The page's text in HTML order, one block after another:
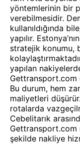
yöntemlerinin bir
verebilmesidir.
kullanıldığında
yapılır.
stratejik konumu,
yapılan
Gettransport.com
Bu durum, hem
maliyetleri düşürür.
rotalarda
Cebelitarık
Gettransport.com
şekilde nakliye